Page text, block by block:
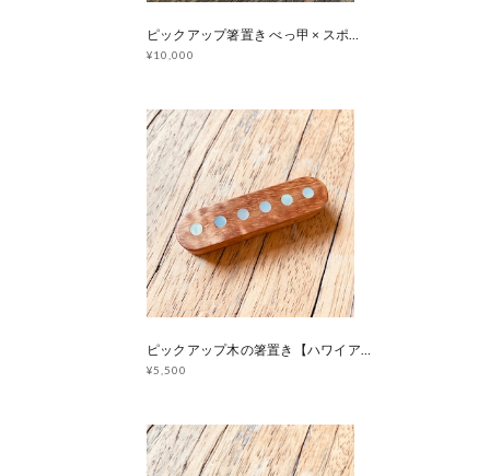
ピックアップ箸置き べっ甲 × スポルテッドメイプル
¥10,000
ピックアップ木の箸置き【ハワイアンコア】マザーオブパール
¥5,500